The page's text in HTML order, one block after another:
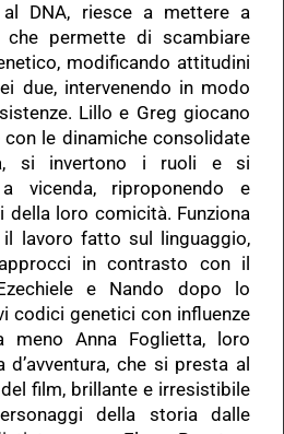
al DNA, riesce a mettere a
permette di scambiare
modificando attitudini
due, intervenendo in modo
Lillo e Greg giocano
le dinamiche consolidate
si invertono i ruoli e si
vicenda, riproponendo e
della loro comicità. Funziona
lavoro fatto sul linguaggio,
in contrasto con il
e Nando dopo lo
codici genetici con influenze
meno Anna Foglietta, loro
che si presta al
film, brillante e irresistibile
della storia dalle